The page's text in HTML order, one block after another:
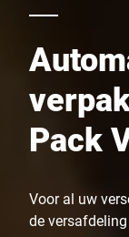
Pack
Voor al uw
de